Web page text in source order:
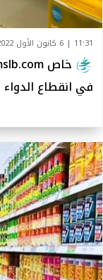
11:31 | 6 كانون الأول 2022
في انقطاع